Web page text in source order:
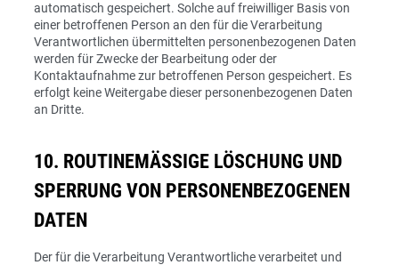
automatisch gespeichert. Solche auf freiwilliger Basis von
einer betroffenen Person an den für die Verarbeitung
Verantwortlichen übermittelten personenbezogenen Daten
werden für Zwecke der Bearbeitung oder der
Kontaktaufnahme zur betroffenen Person gespeichert. Es
erfolgt keine Weitergabe dieser personenbezogenen Daten
an Dritte.
10. ROUTINEMÄSSIGE LÖSCHUNG UND S
PERRUNG VON PERSONENBEZOGENEN D
ATEN
Der für die Verarbeitung Verantwortliche verarbeitet und